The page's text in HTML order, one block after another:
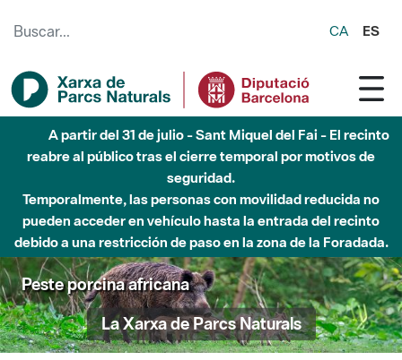
CA ES
A partir del 31 de julio - Sant Miquel del Fai - El recinto
reabre al público tras el cierre temporal por motivos de
seguridad.
Temporalmente, las personas con movilidad reducida no
pueden acceder en vehículo hasta la entrada del recinto
debido a una restricción de paso en la zona de la Foradada.
Peste porcina africana
La Xarxa de Parcs Naturals